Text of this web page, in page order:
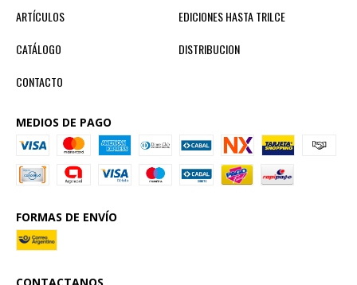
ARTÍCULOS
EDICIONES HASTA TRILCE
CATÁLOGO
DISTRIBUCION
CONTACTO
MEDIOS DE PAGO
FORMAS DE ENVÍO